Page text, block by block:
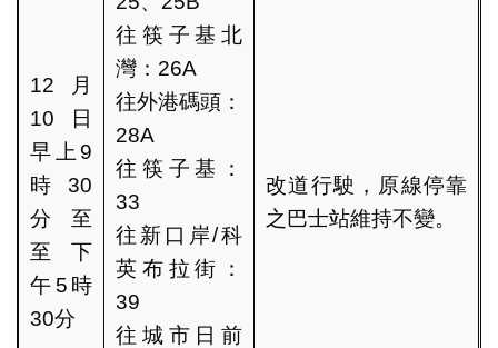
12月
10日
早上9
時30
分至
至下
午5時
30分
往筷子基北
灣：26A
往外港碼頭：
28A
往筷子基：
33
往新口岸/科
英布拉街：
39
往城市日前
改道行駛，原線停靠
之巴士站維持不變。